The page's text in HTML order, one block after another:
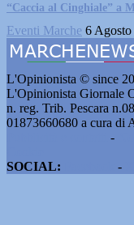
“Caccia al Cinghiale” a
Eventi Marche 6
L'Opinionista © since
L'Opinionista Giornale
n. reg. Trib. Pescara
01873660680 a cura di
-
SOCIAL:
-